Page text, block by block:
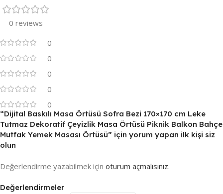
0 reviews
0
0
0
0
0
Değerlendirmeler
“Dijital Baskılı Masa Örtüsü Sofra Bezi 170×170 cm Leke
Tutmaz Dekoratif Çeyizlik Masa Örtüsü Piknik Balkon Bahçe
Mutfak Yemek Masası Örtüsü” için yorum yapan ilk kişi siz
olun
Değerlendirme yazabilmek için oturum açmalısınız.